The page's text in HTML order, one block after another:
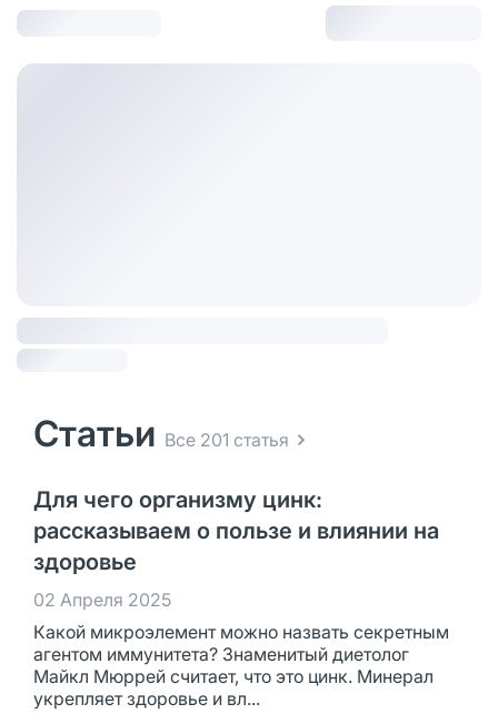
Статьи Все 201 статья
Для чего организму цинк:
рассказываем о пользе и влиянии на
здоровье
02 Апреля 2025
Какой микроэлемент можно назвать секретным
агентом иммунитета? Знаменитый диетолог
Майкл Мюррей считает, что это цинк. Минерал
укрепляет здоровье и вл...